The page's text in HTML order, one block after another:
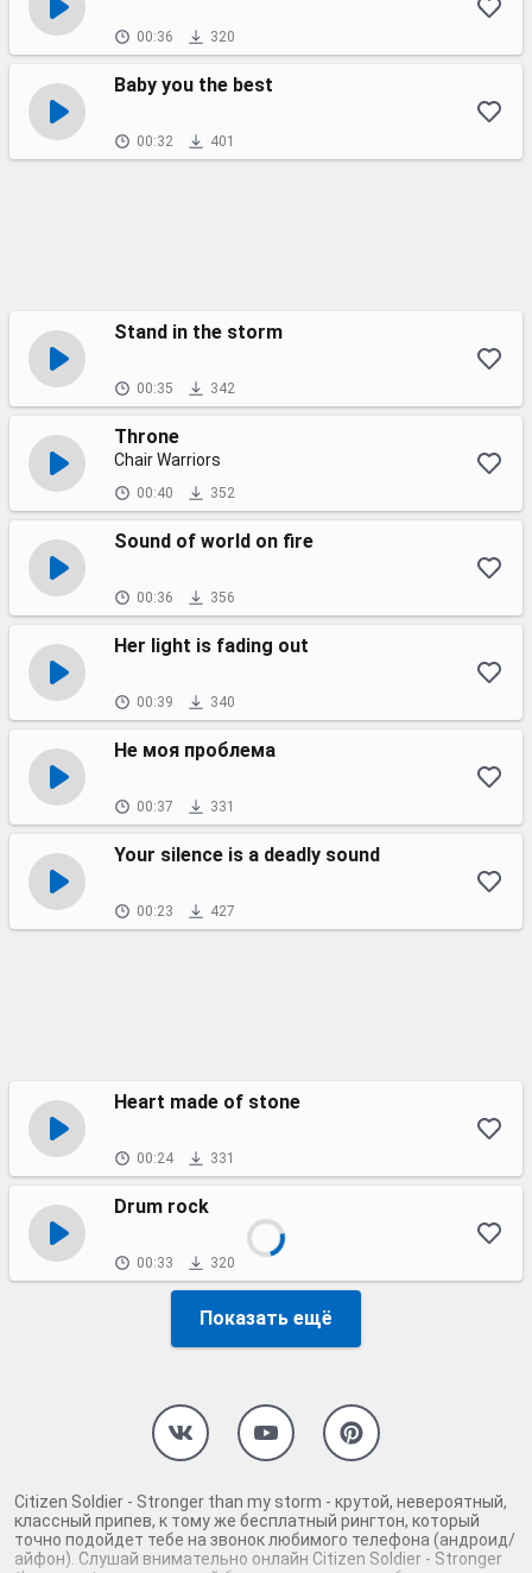
00:36 320
Baby you the best
00:32 401
Stand in the storm
00:35 342
Throne
Chair Warriors
00:40 352
Sound of world on fire
00:36 356
Her light is fading out
00:39 340
Не моя проблема
00:37 331
Your silence is a deadly sound
00:23 427
Heart made of stone
00:24 331
Drum rock
00:33 320
Показать ещё
Citizen Soldier - Stronger than my storm - крутой, невероятный,
классный припев, к тому же бесплатный рингтон, который
точно подойдет тебе на звонок любимого телефона (андроид/
айфон). Слушай внимательно онлайн Citizen Soldier - Stronger